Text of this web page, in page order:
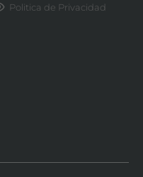
Politica de Privacidad